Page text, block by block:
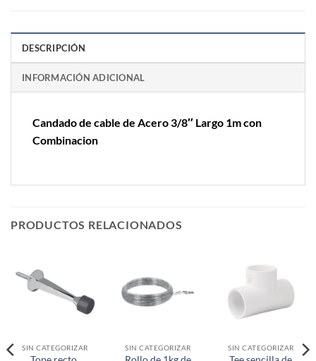
DESCRIPCIÓN
INFORMACIÓN ADICIONAL
Candado de cable de Acero 3/8″ Largo 1m con
Combinacion
PRODUCTOS RELACIONADOS
SIN CATEGORIZAR SIN CATEGORIZAR SIN CATEGORIZAR